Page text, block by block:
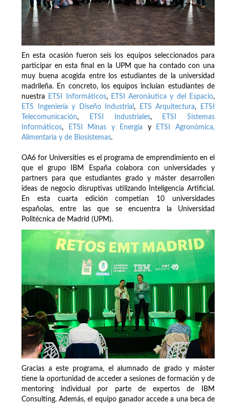
En esta ocasión fueron seis los equipos seleccionados para
participar en esta final en la UPM que ha contado con una
muy buena acogida entre los estudiantes de la universidad
madrileña. En concreto, los equipos incluían estudiantes de
nuestra
ETSI Informáticos, ETSI Aeronáutica y del Espacio,
ETS Ingeniería y Diseño Industrial, ETS Arquitectura,
ETSI
Telecomunicación, ETSI Industriales,
ETSI Sistemas
Informáticos, ETSI Minas y Energía y
ETSI Agronómica,
Alimentaria y de Biosistemas.
OA6 for Universities es el programa de emprendimiento en el
que el grupo IBM España colabora con universidades y
partners para que estudiantes grado y máster desarrollen
ideas de negocio disruptivas utilizando Inteligencia Artificial.
En esta cuarta edición competían 10 universidades
españolas, entre las que se encuentra la Universidad
Politécnica de Madrid (UPM).
Gracias a este programa, el alumnado de grado y máster
tiene la oportunidad de acceder a sesiones de formación y de
mentoring individual por parte de expertos de IBM
Consulting. Además, el equipo ganador accede a una beca de